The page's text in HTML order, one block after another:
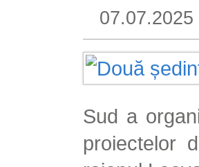
07.07.2025
Sud a
proiectelor